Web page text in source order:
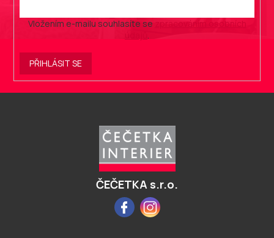
Vložením e-mailu souhlasíte se zpracováním osobních
.
PŘIHLÁSIT SE
ČEČETKA s.r.o.
FacebookInstagram